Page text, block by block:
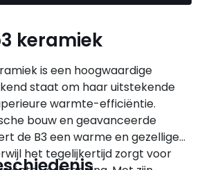
keramiek
is een hoogwaardige
staat om haar uitstekende
warmte-efficiëntie.
bouw en geavanceerde
de B3 een warme en gezellige
het tegelijkertijd zorgt voor